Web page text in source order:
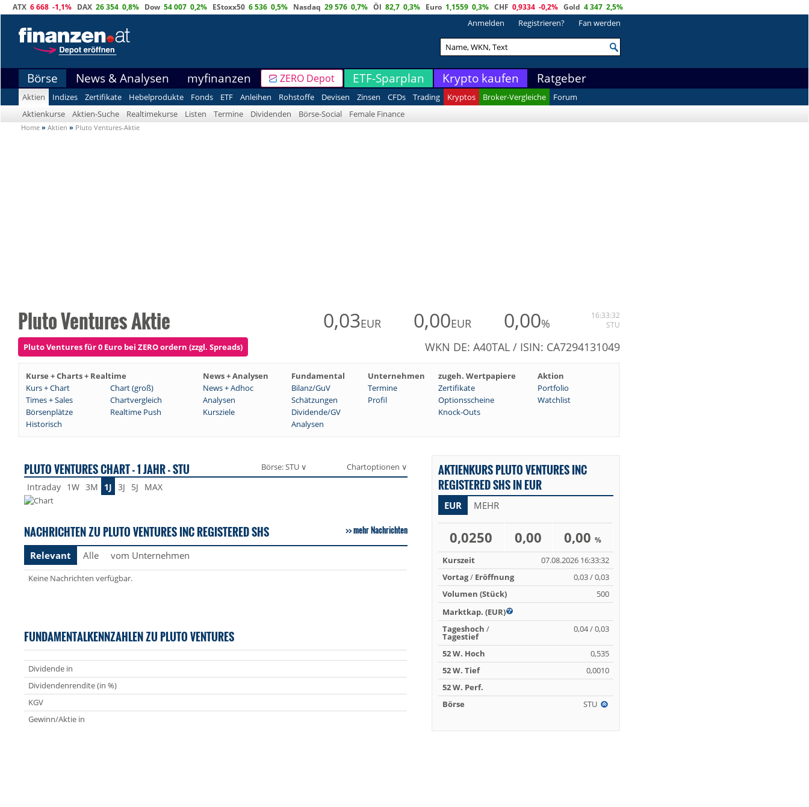
ATX 6 668 -1,1% DAX 26 354 0,8% Dow 54 007 0,2% EStoxx50 6 536 0,5% Nasdaq 29 576 0,7% Öl 82,7 0,3% Euro 1,1559 0,3% CHF 0,9334 -0,2% Gold 4 347 2,5%
Anmelden Registrieren? Fan werden
Börse News & Analysen myfinanzen ZERO Depot ETF-Sparplan Krypto kaufen Ratgeber
Aktien Indizes Zertifikate Hebelprodukte Fonds ETF Anleihen Rohstoffe Devisen Zinsen CFDs Trading Kryptos Broker-Vergleiche
Forum
Aktienkurse
Aktien-Suche Realtimekurse Listen Termine Dividenden Börse-Social Female Finance
Home » Aktien » Pluto Ventures-Aktie
Pluto Ventures Aktie 0,03EUR 0,00EUR 0,00%
16:33:32
STU
Pluto Ventures für 0 Euro bei ZERO ordern (zzgl. Spreads) WKN DE: A40TAL / ISIN: CA7294131049
Kurse + Charts + Realtime News + Analysen Fundamental Unternehmen zugeh. Wertpapiere
Aktion
Kurs + Chart
Chart (groß) News + Adhoc Bilanz/GuV Termine Zertifikate
Portfolio
Times + Sales
Chartvergleich Analysen Schätzungen Profil Optionsscheine
Watchlist
Börsenplätze
Realtime Push Kursziele Dividende/GV
Knock-Outs
Historisch
Analysen
PLUTO VENTURES CHART - 1 JAHR - STU Börse: STU ∨ Chartoptionen ∨
Intraday 1W 3M 1J 3J 5J MAX
NACHRICHTEN ZU PLUTO VENTURES INC REGISTERED SHS mehr Nachrichten
Relevant Alle vom Unternehmen
Keine Nachrichten verfügbar.
FUNDAMENTALKENNZAHLEN ZU PLUTO VENTURES
Dividende in
Dividendenrendite (in %)
KGV
Gewinn/Aktie in
AKTIENKURS PLUTO VENTURES INC
REGISTERED SHS IN EUR
EUR MEHR
0,0250 0,00 0,00 %
Kurszeit
07.08.2026 16:33:32
Vortag/ Eröffnung
0,03 / 0,03
Volumen (Stück)
500
Marktkap. (EUR)
Tageshoch /
Tagestief
0,04 / 0,03
52 W. Hoch
0,535
52 W. Tief
0,0010
52 W. Perf.
Börse
STU